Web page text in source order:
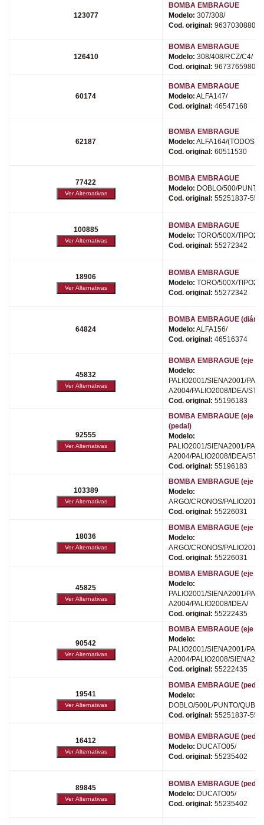
123077
BOMBA EMBRAGUE
Modelo: 307/308/
Cod. original: 9637030880-
126410
BOMBA EMBRAGUE
Modelo: 308/408/RCZ/C4/
Cod. original: 9673765980
60174
BOMBA EMBRAGUE
Modelo: ALFA147/
Cod. original: 46547168
62187
BOMBA EMBRAGUE
Modelo: ALFA164/(TODOS)/
Cod. original: 60511530
77422
BOMBA EMBRAGUE
Modelo: DOBLO/500/
Cod. original: 55251837-
100885
BOMBA EMBRAGUE
Modelo: TORO/500X/
Cod. original: 55272342
18906
BOMBA EMBRAGUE
Modelo: TORO/500X/
Cod. original: 55272342
64824
BOMBA EMBRAGUE
Modelo: ALFA156/
Cod. original: 46516374
45832
BOMBA EMBRAGUE (eje
Modelo:
PALIO2001/SIENA2001/
A2004/PALIO2008/IDEA/
Cod. original: 55196183
92555
BOMBA EMBRAGUE (eje
(pedal)
Modelo:
PALIO2001/SIENA2001/
A2004/PALIO2008/IDEA/
Cod. original: 55196183
103389
BOMBA EMBRAGUE (eje
Modelo:
ARGO/CRONOS/
Cod. original: 55226031
18036
BOMBA EMBRAGUE (eje
Modelo:
ARGO/CRONOS/
Cod. original: 55226031
45825
BOMBA EMBRAGUE (eje
Modelo:
PALIO2001/SIENA2001/
A2004/PALIO2008/IDEA/
Cod. original: 55222435
90542
BOMBA EMBRAGUE (eje
Modelo:
PALIO2001/SIENA2001/
A2004/PALIO2008/
Cod. original: 55222435
19541
BOMBA EMBRAGUE (pedal)
Modelo:
DOBLO/500L/PUNTO/QUBO/
Cod. original: 55251837-
16412
BOMBA EMBRAGUE (pedal)
Modelo: DUCATO05/
Cod. original: 55235402
89845
BOMBA EMBRAGUE (pedal)
Modelo: DUCATO05/
Cod. original: 55235402